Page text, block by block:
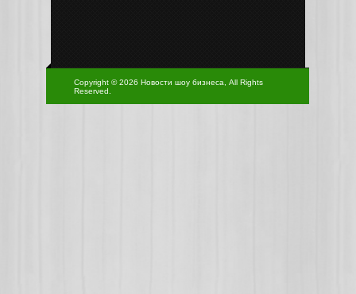
Copyright © 2026 Новости шоу бизнеса, All Rights
Reserved.